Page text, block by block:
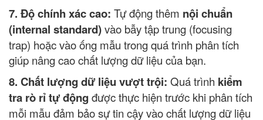
7. Độ chính xác cao: Tự động thêm nội chuẩn
(internal standard)vào bẫy tập trung (focusing
trap) hoặc vào ống mẫu trong quá trình phân tích
giúp nâng cao chất lượng dữ liệu của bạn.
8. Chất lượng dữ liệu vượt trội: Quá trình kiểm
tra rò rỉ tự động được thực hiện trước khi phân tích
mỗi mẫu đảm bảo sự tin cậy vào chất lượng dữ liệu